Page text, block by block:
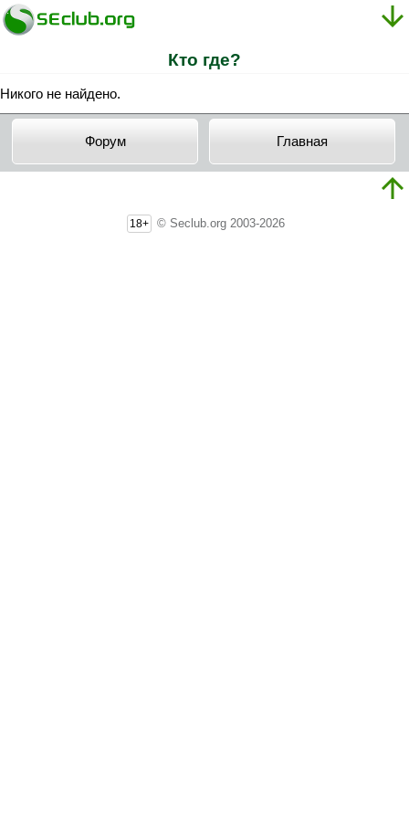
Кто где?
Никого не найдено.
Форум Главная
18+ © Seclub.org 2003-2026